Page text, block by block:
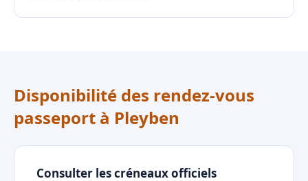
Disponibilité des rendez-vous
passeport à Pleyben
Consulter les créneaux officiels